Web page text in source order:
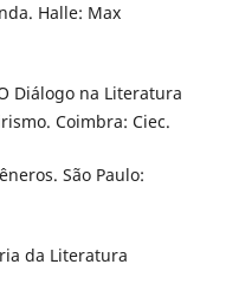
Halle: Max
Diálogo na Literatura
Coimbra: Ciec.
São Paulo:
da Literatura